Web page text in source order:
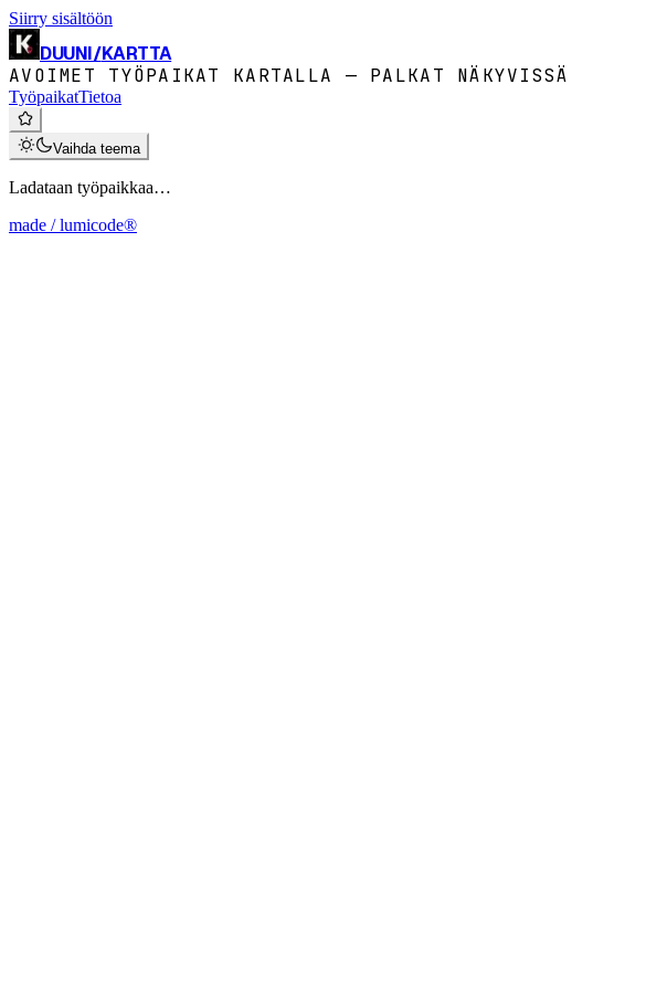
Siirry sisältöön
DUUNI/KARTTA
AVOIMET TYÖPAIKAT KARTALLA — PALKAT NÄKYVISSÄ
TyöpaikatTietoa
Vaihda teema
Ladataan työpaikkaa…
made / lumicode®